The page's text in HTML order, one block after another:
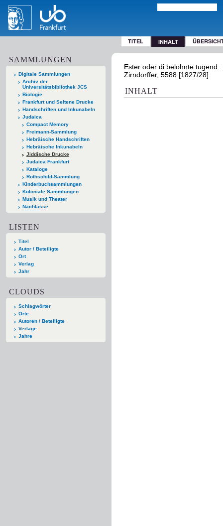
TITEL INHALT
SAMMLUNGEN
Digitale Sammlungen
Archiv der
Universitätsbibliothek JCS
Biologie
Frankfurt und Seltene Drucke
Handschriften und Inkunabeln
Judaica
Compact Memory
Freimann-Sammlung
Hebräische Handschriften
Hebräische Inkunabeln
Jiddische Drucke
Judaica Frankfurt
Kataloge
Rothschild-Sammlung
Kinderbuchsammlungen
Koloniale Sammlungen
Musik und Theater
Nachlässe
LISTEN
Titel
Autor / Beteiligte
Ort
Verlag
Jahr
CLOUDS
Schlagwörter
Orte
Autoren / Beteiligte
Verlage
Jahre
Ester oder di belohnṭe ṭugend
Zirndorffer, 5588 [1827/28]
INHALT